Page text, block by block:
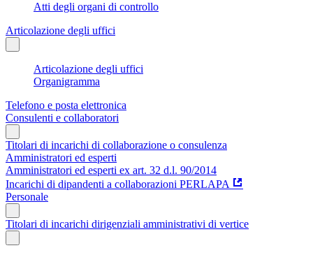
Atti degli organi di controllo
Articolazione degli uffici
Articolazione degli uffici
Organigramma
Telefono e posta elettronica
Consulenti e collaboratori
Titolari di incarichi di collaborazione o consulenza
Amministratori ed esperti
Amministratori ed esperti ex art. 32 d.l. 90/2014
Incarichi di dipandenti a collaborazioni PERLAPA
Personale
Titolari di incarichi dirigenziali amministrativi di vertice